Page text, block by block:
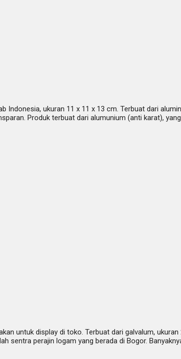
Indonesia, ukuran 11 x 11 x 13 cm. Terbuat dari
Produk terbuat dari alumunium (anti karat),
untuk display di toko. Terbuat dari galvalum,
sentra perajin logam yang berada di Bogor.